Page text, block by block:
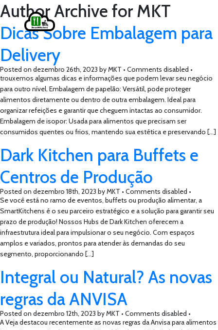
Author Archive for MKT
Dicas Sobre Embalagem para
Delivery
Posted on dezembro 26th, 2023 byMKT • Comments disabled •
trouxemos algumas dicas e informações que podem levar seu negócio
para outro nível. Embalagem de papelão: Versátil, pode proteger
alimentos diretamente ou dentro de outra embalagem. Ideal para
organizar refeições e garantir que cheguem intactas ao consumidor.
Embalagem de isopor: Usada para alimentos que precisam ser
consumidos quentes ou frios, mantendo sua estética e preservando […]
Dark Kitchen para Buffets e
Centros de Produção
Posted on dezembro 18th, 2023 byMKT • Comments disabled •
Se você está no ramo de eventos, buffets ou produção alimentar, a
SmartKitchens é o seu parceiro estratégico e a solução para garantir seu
prazo de produção! Nossos Hubs de Dark Kitchen oferecem a
infraestrutura ideal para impulsionar o seu negócio. Com espaços
amplos e variados, prontos para atender às demandas do seu
segmento, proporcionando […]
Integral ou Natural? As novas
regras da ANVISA
Posted on dezembro 12th, 2023 byMKT • Comments disabled •
A Veja destacou recentemente as novas regras da Anvisa para alimentos